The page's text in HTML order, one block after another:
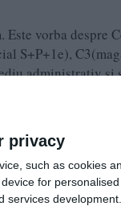
privacy
such as cookies
for
services development.
Este vorba despre
S+P+1e),
administrativ și